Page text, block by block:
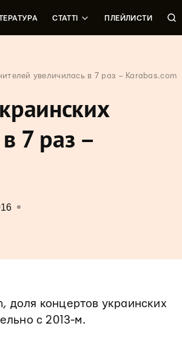
СТАТТІ ПЛЕЙЛИСТИ
увеличилась в 7 раз – Karabas.com
7 раз –
доля концертов украинских
с 2013-м.